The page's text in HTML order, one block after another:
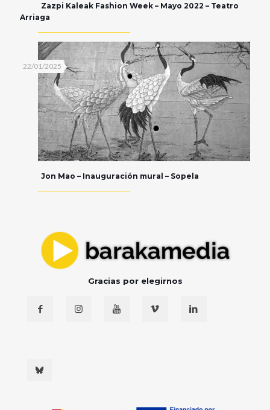
Zazpi Kaleak Fashion Week – Mayo 2022 – Teatro
Arriaga
22/01/2025
Jon Mao – Inauguración mural – Sopela
Gracias por elegirnos